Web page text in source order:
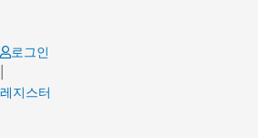
content
로그인
레지스터